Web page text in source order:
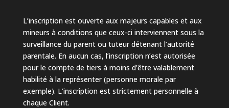
L’inscription est ouverte aux majeurs capables et aux
mineurs à conditions que ceux-ci interviennent sous la
surveillance du parent ou tuteur détenant l’autorité
parentale. En aucun cas, l’inscription n’est autorisée
pour le compte de tiers à moins d’être valablement
habilité à la représenter (personne morale par
exemple). L’inscription est strictement personnelle à
chaque Client.